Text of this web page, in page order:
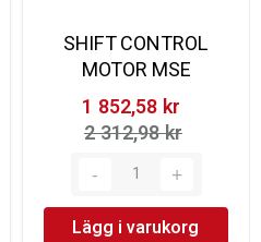
SHIFT CONTROL
MOTOR MSE
1 852,58 kr‎
2 312,98 kr‎
Lägg i varukorg